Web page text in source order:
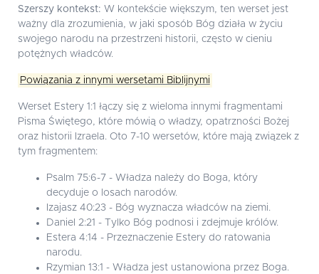
Szerszy kontekst: W kontekście większym, ten werset jest
ważny dla zrozumienia, w jaki sposób Bóg działa w życiu
swojego narodu na przestrzeni historii, często w cieniu
potężnych władców.
Powiązania z innymi wersetami Biblijnymi
Werset Estery 1:1 łączy się z wieloma innymi fragmentami
Pisma Świętego, które mówią o władzy, opatrzności Bożej
oraz historii Izraela. Oto 7-10 wersetów, które mają związek z
tym fragmentem:
Psalm 75:6-7 - Władza należy do Boga, który
decyduje o losach narodów.
Izajasz 40:23 - Bóg wyznacza władców na ziemi.
Daniel 2:21 - Tylko Bóg podnosi i zdejmuje królów.
Estera 4:14 - Przeznaczenie Estery do ratowania
narodu.
Rzymian 13:1 - Władza jest ustanowiona przez Boga.